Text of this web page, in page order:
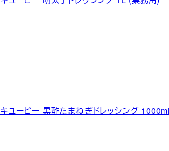
キユーピー 黒酢たまねぎドレッシング